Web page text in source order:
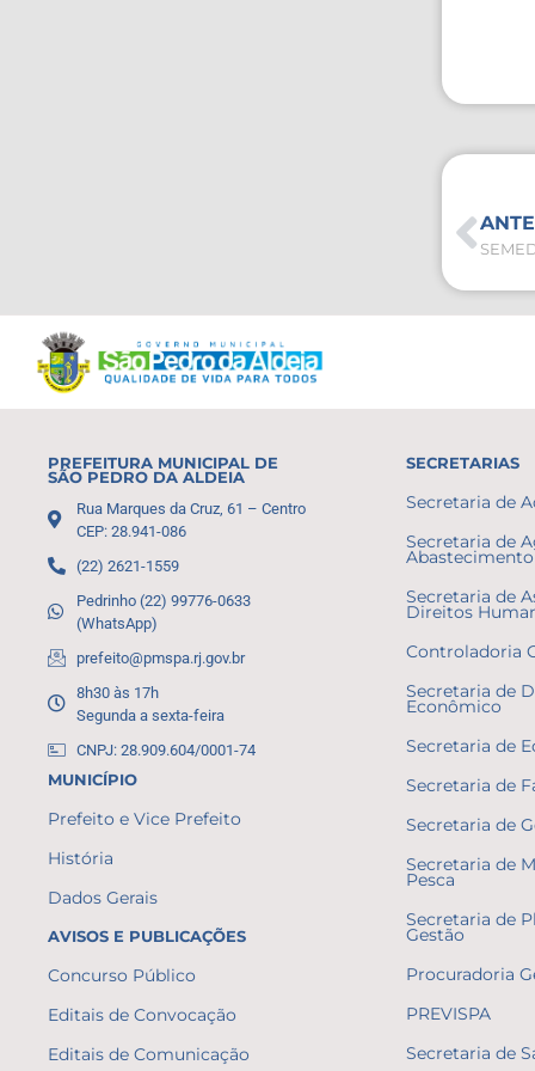
PREFEITURA MUNICIPAL DE
SÃO PEDRO DA ALDEIA
Rua Marques da Cruz, 61 – Centro
CEP: 28.941-086
(22) 2621-1559
Pedrinho (22) 99776-0633
(WhatsApp)
prefeito@pmspa.rj.gov.br
8h30 às 17h
Segunda a sexta-feira
CNPJ: 28.909.604/0001-74
MUNICÍPIO
Prefeito e Vice Prefeito
História
Dados Gerais
AVISOS E PUBLICAÇÕES
Concurso Público
Editais de Convocação
Editais de Comunicação
SECRETARIAS
Secretaria de
Secretaria de
Abastecimento
Secretaria de
Direitos
Controladoria
Secretaria de
Econômico
Secretaria de
Secretaria de
Secretaria de
Secretaria de
Pesca
Secretaria de
Gestão
Procuradoria
PREVISPA
Secretaria de